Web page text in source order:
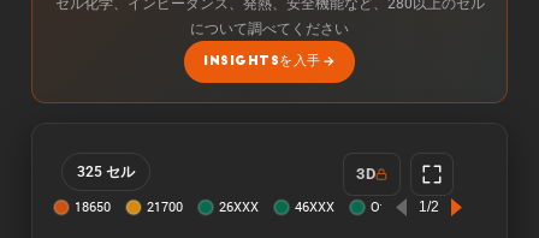
について調べてください
INSIGHTSを入手
325 セル 3D